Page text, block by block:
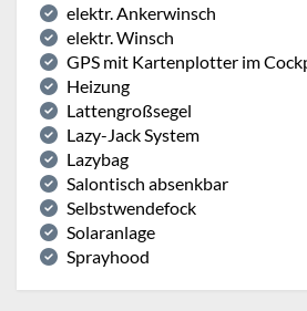
elektr. Ankerwinsch
elektr. Winsch
GPS mit Kartenplotter im
Heizung
Lattengroßsegel
Lazy-Jack System
Lazybag
Salontisch absenkbar
Selbstwendefock
Solaranlage
Sprayhood